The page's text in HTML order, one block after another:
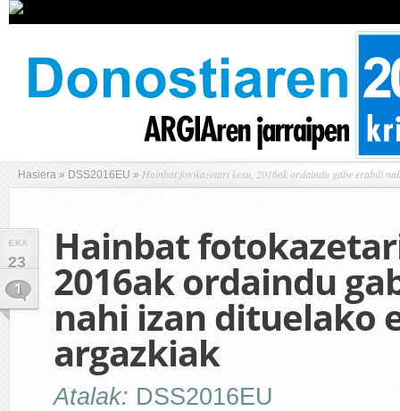
Hasiera » DSS2016EU » Hainbat fotokazetari kexu, 2016ak ordaindu gabe erabili
EKA
23
1
Hainbat
2016ak ordaindu
nahi izan dituelako
argazkiak
Atalak: DSS2016EU